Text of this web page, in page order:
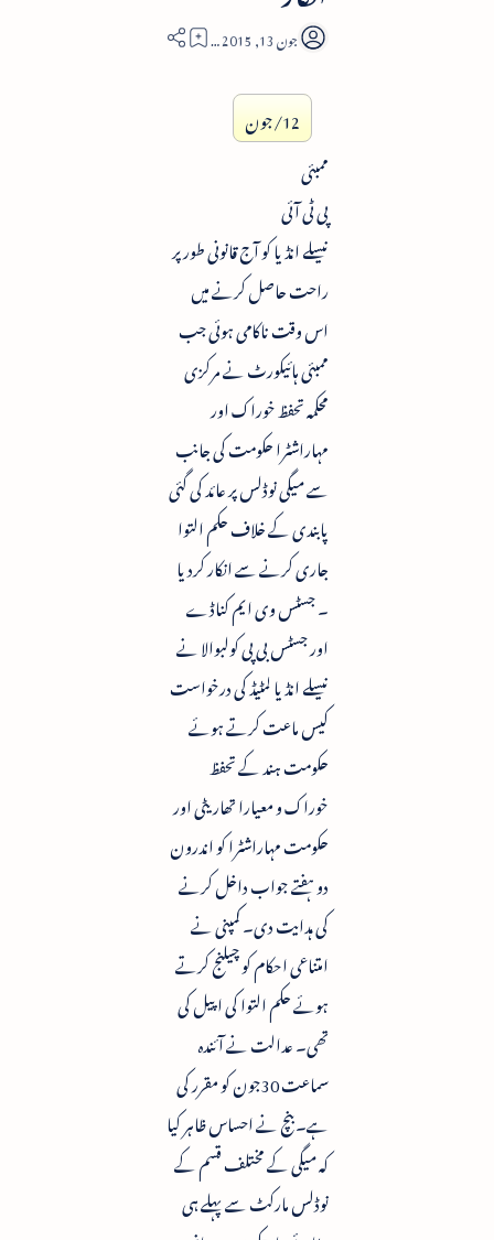
2
12/جون
ممبئی
پی ٹی آئی
نیسلے انڈیا کو آج قانونی طور پر
راحت حاصل کرنے میں
اس وقت ناکامی ہوئی جب
ممبئی ہائیکورٹ نے مرکزی
محکمہ تحفظ خوراک اور
مہاراشٹرا حکومت کی جانب
سے میگی نوڈلس پر عائد کی گئی
پابندی کے خلاف حکم التوا
جاری کرنے سے انکار کردیا
۔ جسٹس وی ایم کناڈے
اور جسٹس بی پی کولبوالا نے
نیسلے انڈیا لمٹیڈ کی درخواست
کیس ماعت کرتے ہوئے
حکومت ہند کے تحفظ
خوراک و معیارا تھاریٹی اور
حکومت مہاراشٹرا کو اندرون
دو ہفتے جواب داخل کرنے
کی ہدایت دی۔ کمپنی نے
امتناعی احکام کو چیلنج کرتے
ہوئے حکم التوا کی اپیل کی
تھی۔ عدالت نے آئندہ
سماعت 30جون کو مقرر کی
ہے۔ بنچ نے احساس ظاہر کیا
کہ میگی کے مختلف قسم کے
نوڈلس مارکٹ سے پہلے ہی